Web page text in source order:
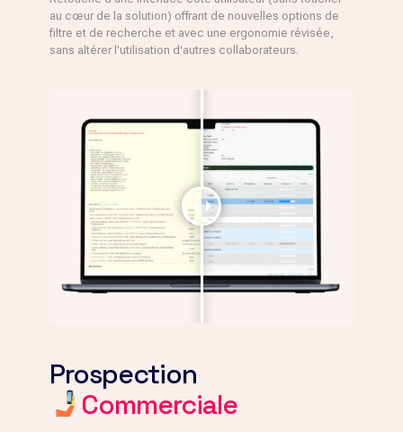
au cœur de la solution) offrant de nouvelles options de
filtre et de recherche et avec une ergonomie révisée,
sans altérer l'utilisation d'autres collaborateurs.
Prospection
Commerciale